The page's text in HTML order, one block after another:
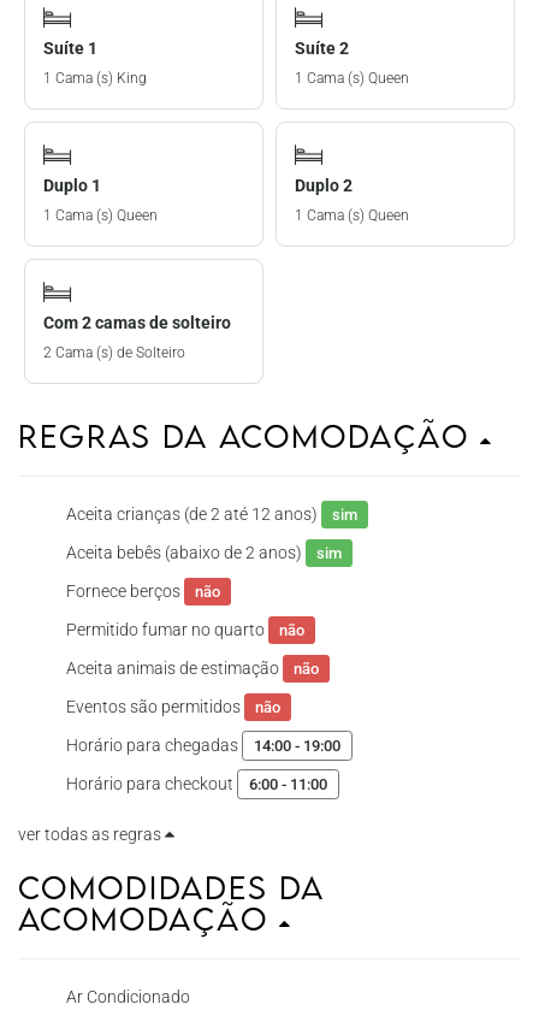
Suíte 1
1 Cama (s) King
Suíte 2
1 Cama (s) Queen
Duplo 1
1 Cama (s) Queen
Duplo 2
1 Cama (s) Queen
Com 2 camas de solteiro
2 Cama (s) de Solteiro
Regras da Acomodação
Aceita crianças (de 2 até 12 anos) sim
Aceita bebês (abaixo de 2 anos) sim
Fornece berços não
Permitido fumar no quarto não
Aceita animais de estimação não
Eventos são permitidos não
Horário para chegadas 14:00 - 19:00
Horário para checkout 6:00 - 11:00
ver todas as regras
Comodidades da
Acomodação
Ar Condicionado